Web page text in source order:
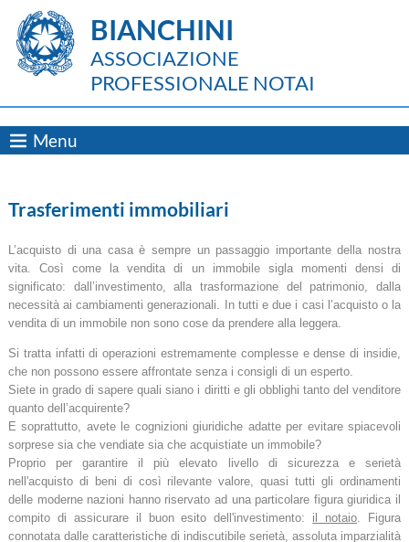
BIANCHINI
ASSOCIAZIONE
PROFESSIONALE NOTAI
Menu
Trasferimenti immobiliari
L’acquisto di una casa è sempre un passaggio importante della nostra
vita. Così come la vendita di un immobile sigla momenti densi di
significato: dall’investimento, alla trasformazione del patrimonio, dalla
necessità ai cambiamenti generazionali. In tutti e due i casi l’acquisto o la
vendita di un immobile non sono cose da prendere alla leggera.
Si tratta infatti di operazioni estremamente complesse e dense di insidie,
che non possono essere affrontate senza i consigli di un esperto.
Siete in grado di sapere quali siano i diritti e gli obblighi tanto del venditore
quanto dell’acquirente?
E soprattutto, avete le cognizioni giuridiche adatte per evitare spiacevoli
sorprese sia che vendiate sia che acquistiate un immobile?
Proprio per garantire il più elevato livello di sicurezza e serietà
nell'acquisto di beni di così rilevante valore, quasi tutti gli ordinamenti
delle moderne nazioni hanno riservato ad una particolare figura giuridica il
compito di assicurare il buon esito dell'investimento: il notaio. Figura
connotata dalle caratteristiche di indiscutibile serietà, assoluta imparzialità